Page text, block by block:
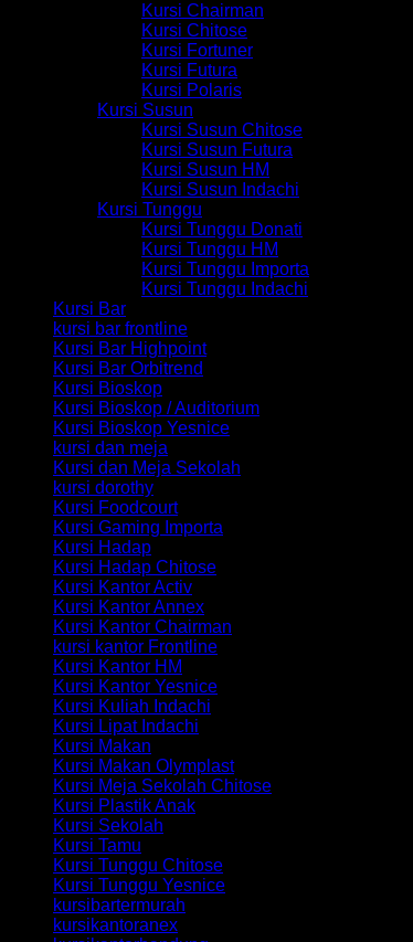
Kursi Chairman
Kursi Chitose
Kursi Fortuner
Kursi Futura
Kursi Polaris
Kursi Susun
Kursi Susun Chitose
Kursi Susun Futura
Kursi Susun HM
Kursi Susun Indachi
Kursi Tunggu
Kursi Tunggu Donati
Kursi Tunggu HM
Kursi Tunggu Importa
Kursi Tunggu Indachi
Kursi Bar
kursi bar frontline
Kursi Bar Highpoint
Kursi Bar Orbitrend
Kursi Bioskop
Kursi Bioskop / Auditorium
Kursi Bioskop Yesnice
kursi dan meja
Kursi dan Meja Sekolah
kursi dorothy
Kursi Foodcourt
Kursi Gaming Importa
Kursi Hadap
Kursi Hadap Chitose
Kursi Kantor Activ
Kursi Kantor Annex
Kursi Kantor Chairman
kursi kantor Frontline
Kursi Kantor HM
Kursi Kantor Yesnice
Kursi Kuliah Indachi
Kursi Lipat Indachi
Kursi Makan
Kursi Makan Olymplast
Kursi Meja Sekolah Chitose
Kursi Plastik Anak
Kursi Sekolah
Kursi Tamu
Kursi Tunggu Chitose
Kursi Tunggu Yesnice
kursibartermurah
kursikantoranex